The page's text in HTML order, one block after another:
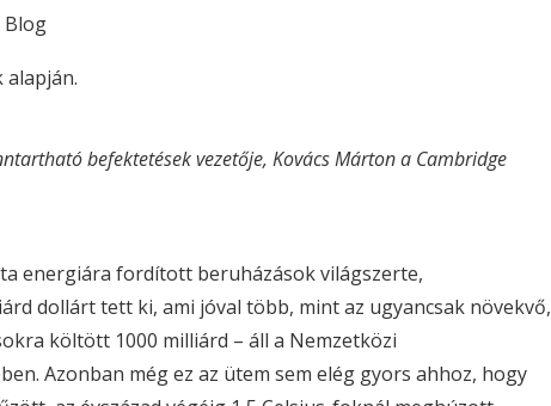
Blog
alapján.
befektetések vezetője, Kovács Márton a Cambridge
energiára fordított beruházások világszerte,
dollárt tett ki, ami jóval több, mint az ugyancsak növekvő,
költött 1000 milliárd – áll a Nemzetközi
. Azonban még ez az ütem sem elég gyors ahhoz, hogy